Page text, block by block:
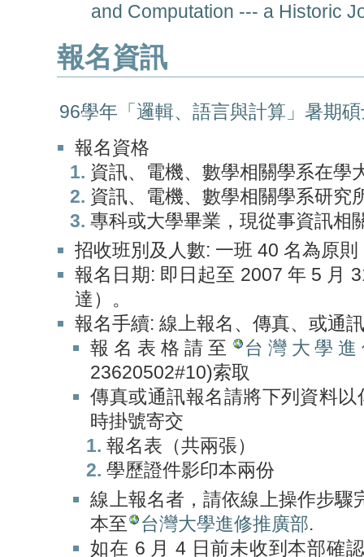
and Computation --- a Historic
報名資訊
96學年「邏輯、語言與計算」暑期
報名資格
資訊、電機、數學相關學系在學
資訊、電機、數學相關學系研究
專科或大學畢業，現從事資訊相
招收班別及人數: 一班 40 名為原
報名日期: 即日起至 2007 年 5 月
達）。
報名手續: 線上報名、傳真、或通
報名表格請至
台灣大學
23620502#10)索取
傳真或通訊報名請將下列資料
時掛號寄交
報名表（共兩張）
學歷證件影印本兩份
線上報名者，請依線上操作步驟
本至
台灣大學進修推廣部.
如在 6 月 4 日前未收到本部確